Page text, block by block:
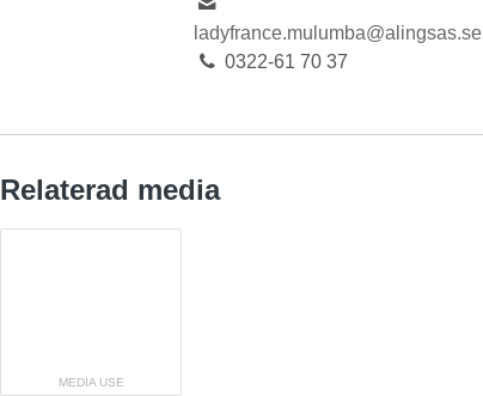
ladyfrance.mulumba@alingsas.se
0322-61 70 37
Relaterad media
MEDIA USE